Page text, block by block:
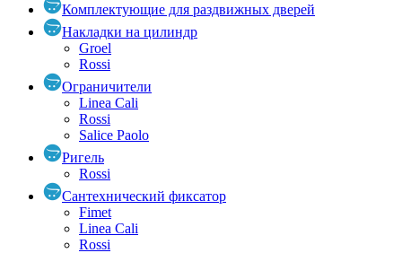
Комплектующие для раздвижных дверей
Накладки на цилиндр
Groel
Rossi
Ограничители
Linea Cali
Rossi
Salice Paolo
Ригель
Rossi
Сантехнический фиксатор
Fimet
Linea Cali
Rossi